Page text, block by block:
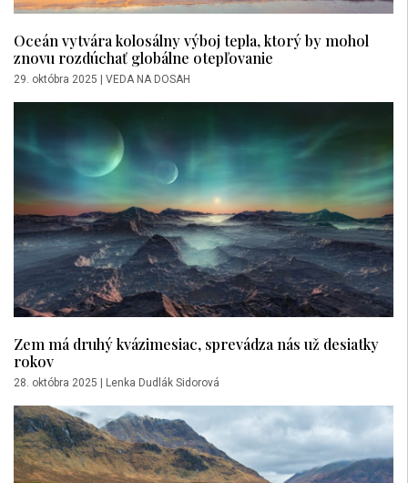
Oceán vytvára kolosálny výboj tepla, ktorý by mohol
znovu rozdúchať globálne otepľovanie
29. októbra 2025 | VEDA NA DOSAH
Zem má druhý kvázimesiac, sprevádza nás už desiatky
rokov
28. októbra 2025 Lenka Dudlák Sidorová